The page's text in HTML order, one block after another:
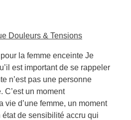
la femme enceinte Je
est important de se rappeler
n’est pas une personne
C’est un moment
vie d’une femme, un moment
de sensibilité accru qui